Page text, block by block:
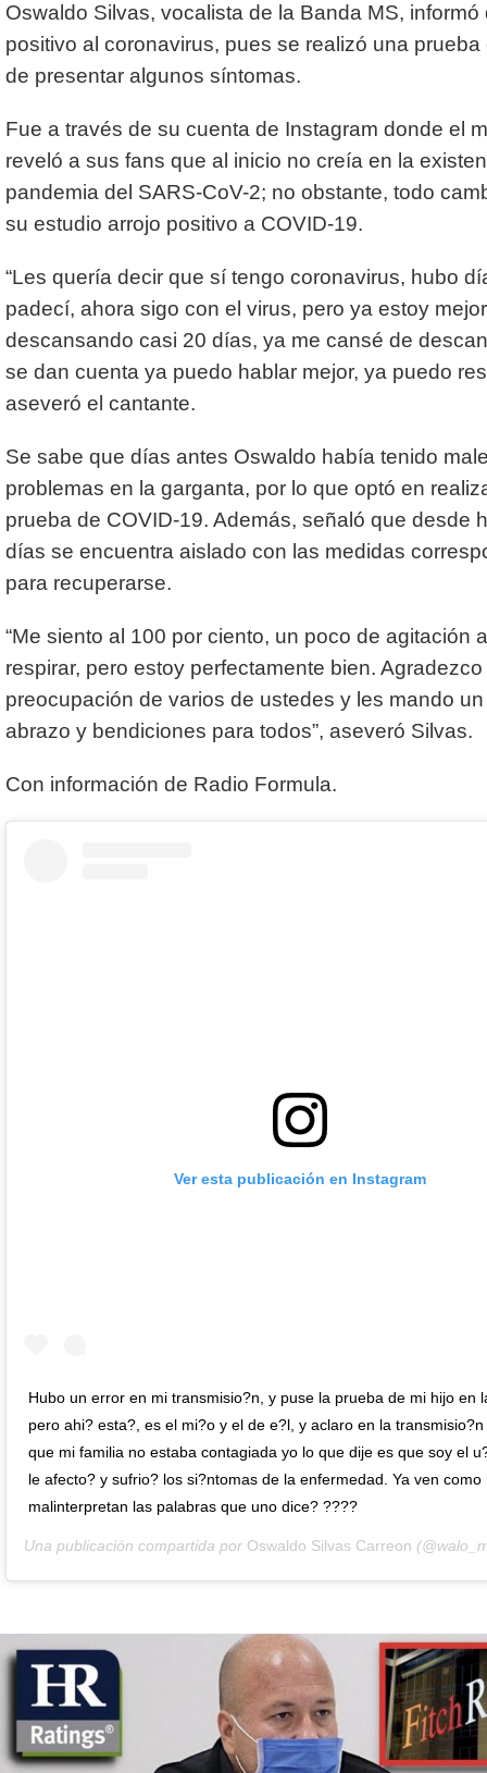
Oswaldo Silvas, vocalista de la Banda MS, informó
positivo al coronavirus, pues se realizó una
de presentar algunos síntomas.
Fue a través de su cuenta de Instagram donde el
reveló a sus fans que al inicio no creía en la
pandemia del SARS-CoV-2; no obstante, todo
su estudio arrojo positivo a COVID-19.
“Les quería decir que sí tengo coronavirus, hubo
padecí, ahora sigo con el virus, pero ya estoy
descansando casi 20 días, ya me cansé de
se dan cuenta ya puedo hablar mejor, ya puedo
aseveró el cantante.
Se sabe que días antes Oswaldo había tenido
problemas en la garganta, por lo que optó en
prueba de COVID-19. Además, señaló que desde
días se encuentra aislado con las medidas
para recuperarse.
“Me siento al 100 por ciento, un poco de agitación
respirar, pero estoy perfectamente bien.
preocupación de varios de ustedes y les mando
abrazo y bendiciones para todos”, aseveró Silvas.
Con información de Radio Formula.
Ver esta publicación en Instagram
Hubo un error en mi transmisio?n, y puse la prueba de mi hijo en
pero ahi? esta?, es el mi?o y el de e?l, y aclaro en la
que mi familia no estaba contagiada yo lo que dije es que soy el
le afecto? y sufrio? los si?ntomas de la enfermedad. Ya ven como
malinterpretan las palabras que uno dice? ????
Una publicación compartida por Oswaldo Silvas Carreon